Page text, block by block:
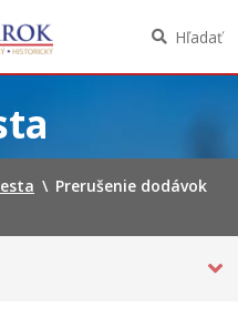
Hľadať
\ Prerušenie dodávok